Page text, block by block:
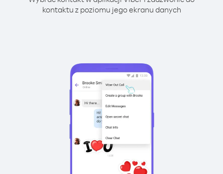
kontaktu z poziomu jego ekranu danych